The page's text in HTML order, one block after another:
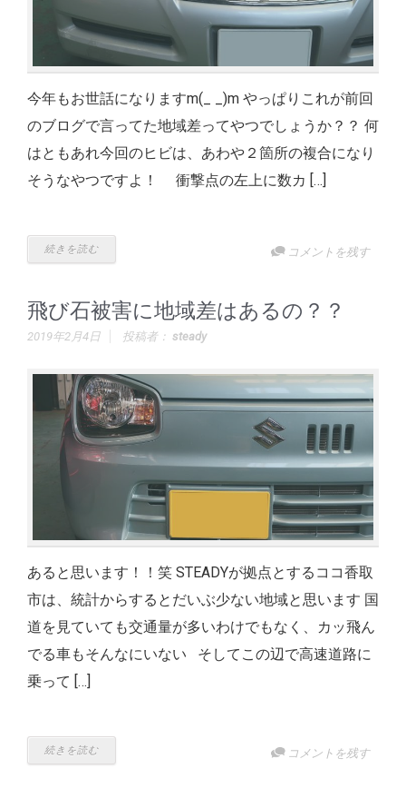
今年もお世話になりますm(_ _)m やっぱりこれが前回
のブログで言ってた地域差ってやつでしょうか？？ 何
はともあれ今回のヒビは、あわや２箇所の複合になり
そうなやつですよ！ 衝撃点の左上に数カ […]
続きを読む コメントを残す
飛び石被害に地域差はあるの？？
2019年2月4日 投稿者： steady
あると思います！！笑 STEADYが拠点とするココ香取
市は、統計からするとだいぶ少ない地域と思います 国
道を見ていても交通量が多いわけでもなく、カッ飛ん
でる車もそんなにいない そしてこの辺で高速道路に
乗って […]
続きを読む コメントを残す